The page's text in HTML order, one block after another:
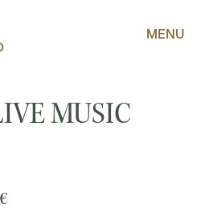
MENU
MUSIC
€